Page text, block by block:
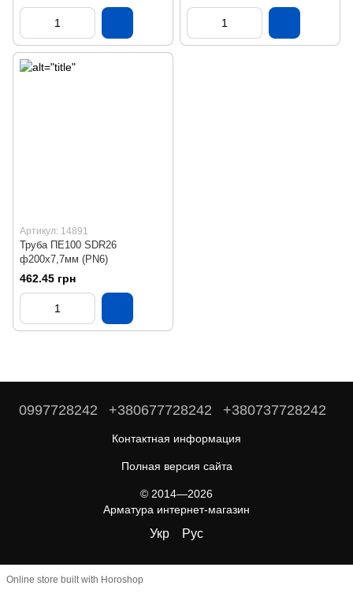
Артикул: 14891
Труба ПЕ100 SDR26
ф200х7,7мм (PN6)
462.45 грн
0997728242 +380677728242 +380737728242
Контактная информация
Полная версия сайта
© 2014—2026
Арматура интернет-магазин
Укр Рус
Online store built with Horoshop